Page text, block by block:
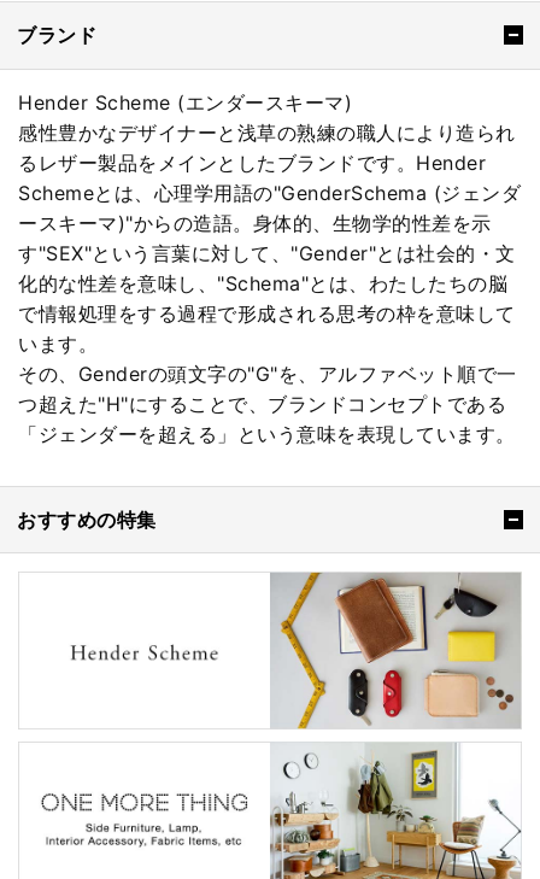
ブランド
Hender Scheme (エンダースキーマ)
感性豊かなデザイナーと浅草の熟練の職人により造られ
るレザー製品をメインとしたブランドです。Hender
Schemeとは、心理学用語の"GenderSchema (ジェンダ
ースキーマ)"からの造語。身体的、生物学的性差を示
す"SEX"という言葉に対して、"Gender"とは社会的・文
化的な性差を意味し、"Schema"とは、わたしたちの脳
で情報処理をする過程で形成される思考の枠を意味して
います。
その、Genderの頭文字の"G"を、アルファベット順で一
つ超えた"H"にすることで、ブランドコンセプトである
「ジェンダーを超える」という意味を表現しています。
おすすめの特集